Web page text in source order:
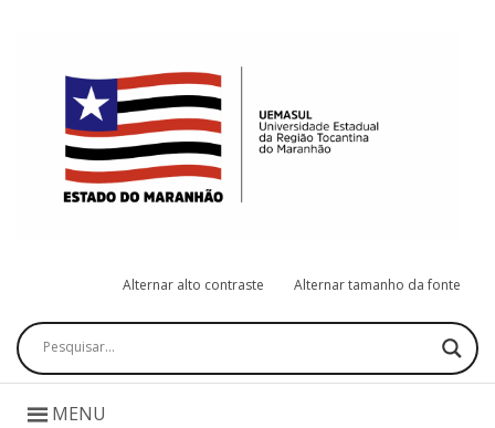
Alternar alto contraste Alternar tamanho da fonte
Pesquisar
MENU